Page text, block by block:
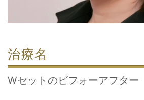
治療名
Wセットのビフォーアフター